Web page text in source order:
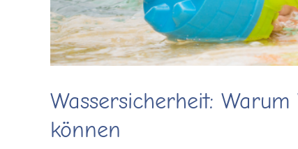
Wassersicherheit:
können